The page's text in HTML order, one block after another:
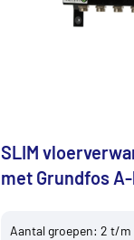
SLIM
met Grundfos
Aantal groepen: 2 t/m